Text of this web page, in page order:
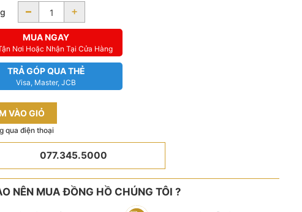
- +
MUA NGAY
Nơi Hoặc Nhận Tại Cửa Hàng
TRẢ GÓP QUA THẺ
Visa, Master, JCB
VÀO GIỎ
qua điện thoại
077.345.5000
NÊN MUA ĐỒNG HỒ CHÚNG TÔI ?